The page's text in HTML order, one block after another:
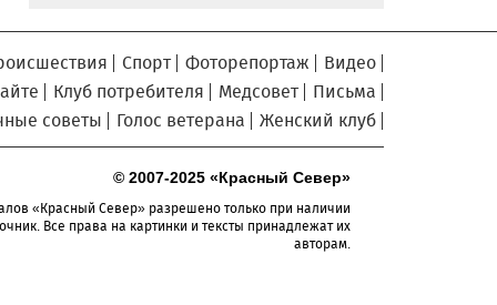
6.08.2026 14:31
Робот Макс на Госуслугах
поможет вологжанам оформить выплату
на первоклассника
подтвердила курс на полное
обеспечение лесовосстановления
семенным материалом
Спорт Фоторепортаж
Видео
Клуб потребителя Медсовет
Письма
советы
Голос ветерана Женский клуб
© 2007-2025 «Красный Север»
«Красный Север» разрешено только при наличии
Все права на картинки и тексты принадлежат их
авторам.